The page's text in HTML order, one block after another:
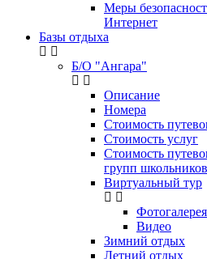
Меры
Интернет
Базы отдыха
Б/О "Ангара"
Описание
Номера
Стоимость
Стоимость услуг
Стоимость
групп
Виртуальный тур
Фотогалерея
Видео
Зимний отдых
Летний отдых